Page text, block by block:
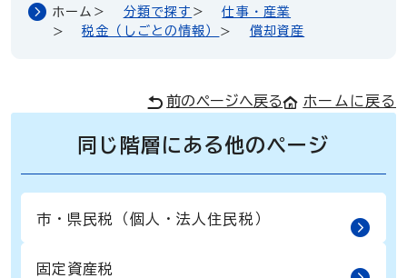
ホーム 分類で探す
仕事・産業
税金（しごとの情報）
償却資産
前のページへ戻る ホームに戻る
同じ階層にある他のページ
市・県民税（個人・法人住民税）
固定資産税